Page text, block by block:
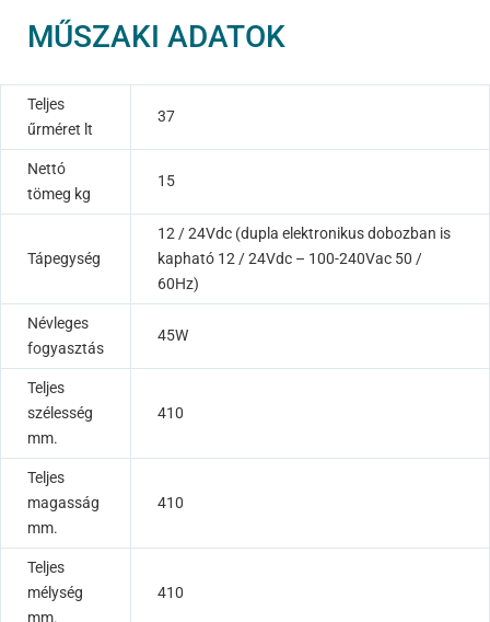
MŰSZAKI ADATOK
Teljes
űrméret lt
37
Nettó
tömeg kg
15
Tápegység
12 / 24Vdc (dupla elektronikus dobozban is
kapható 12 / 24Vdc – 100-240Vac 50 /
60Hz)
Névleges
fogyasztás
45W
Teljes
szélesség
mm.
410
Teljes
magasság
mm.
410
Teljes
mélység
mm.
410